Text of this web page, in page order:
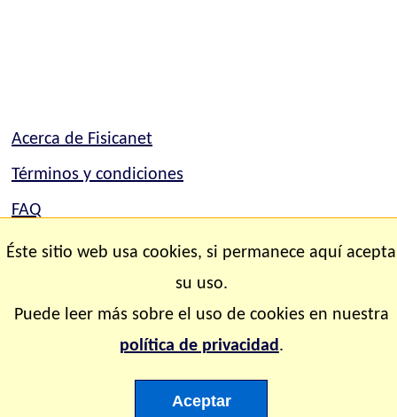
Acerca de Fisicanet
Términos y condiciones
FAQ
Mapa del sitio
Copyright © 2.000-2.028 Fisicanet ® Todos los
Éste sitio web usa cookies, si permanece aquí acepta
su uso.
Puede leer más sobre el uso de cookies en nuestra
política de privacidad.